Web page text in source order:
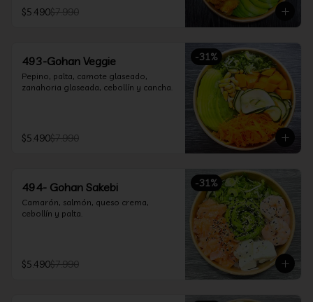
$5.490$7.990
-31%
493-Gohan Veggie
Pepino, palta, camote glaseado,
zanahoria glaseada, cebollín y cancha.
$5.490$7.990
-31%
494- Gohan Sakebi
Camarón, salmón, queso crema,
cebollín y palta.
$5.490$7.990